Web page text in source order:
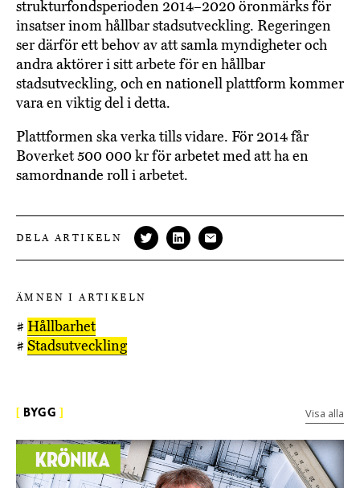
strukturfondsperioden 2014–2020 öronmärks för
insatser inom hållbar stadsutveckling. Regeringen
ser därför ett behov av att samla myndigheter och
andra aktörer i sitt arbete för en hållbar
stadsutveckling, och en nationell plattform kommer
vara en viktig del i detta.
Plattformen ska verka tills vidare. För 2014 får
Boverket 500 000 kr för arbetet med att ha en
samordnande roll i arbetet.
DELA ARTIKELN
ÄMNEN I ARTIKELN
# Hållbarhet
# Stadsutveckling
BYGG Visa alla